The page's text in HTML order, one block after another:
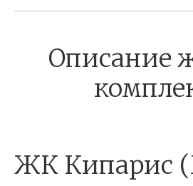
Описание
ЖК Кипарис